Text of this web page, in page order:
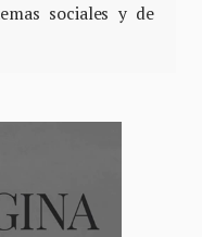
sociales y de